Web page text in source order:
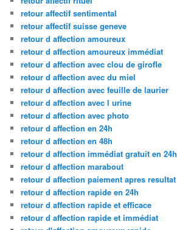
retour affectif sentimental
retour affectif suisse geneve
retour d affection amoureux
retour d affection amoureux immédiat
retour d affection avec clou de girofle
retour d affection avec du miel
retour d affection avec feuille de laurier
retour d affection avec l urine
retour d affection avec photo
retour d affection en 24h
retour d affection en 48h
retour d affection immédiat gratuit en 24h
retour d affection marabout
retour d affection paiement apres resultat
retour d affection rapide en 24h
retour d affection rapide et efficace
retour d affection rapide et immédiat